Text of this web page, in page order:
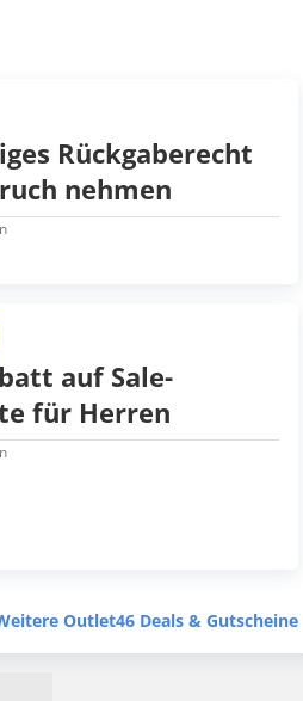
Rückgaberecht
nehmen
auf Sale-
für Herren
Outlet46 Deals & Gutscheine